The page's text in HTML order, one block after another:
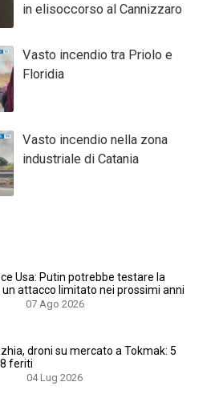
in elisoccorso al Cannizzaro
Vasto incendio tra Priolo e
Floridia
Vasto incendio nella zona
industriale di Catania
Usa: Putin potrebbe testare la
un attacco limitato nei prossimi anni
07 Ago 2026
droni su mercato a Tokmak: 5
feriti
04 Lug 2026